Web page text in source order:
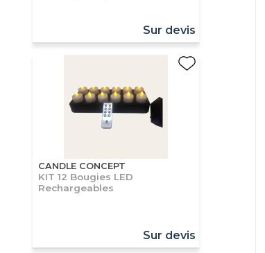
Sur devis
CANDLE CONCEPT
KIT 12 Bougies LED
Rechargeables
Sur devis